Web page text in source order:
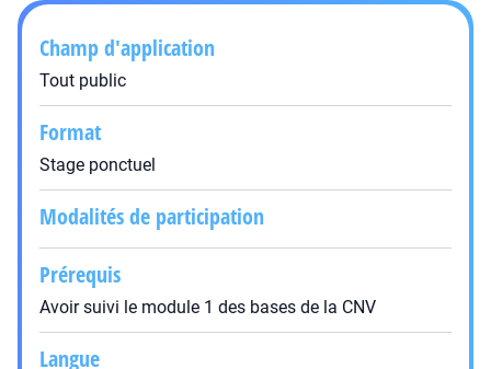
Champ d'application
Tout public
Format
Stage ponctuel
Modalités de participation
Prérequis
Avoir suivi le module 1 des bases de la CNV
Langue